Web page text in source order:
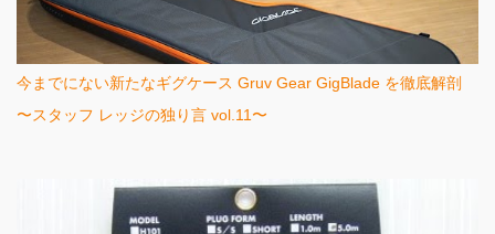
今までにない新たなギグケース Gruv Gear GigBlade を徹底解剖
〜スタッフ レッジの独り言 vol.11〜